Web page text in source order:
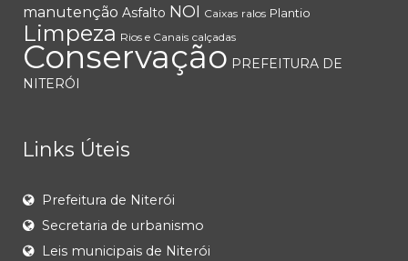
manutenção Asfalto NOI Caixas ralos Plantio
Limpeza Rios e Canais calçadas
Conservação PREFEITURA DE
NITERÓI
Links Úteis
Prefeitura de Niterói
Secretaria de urbanismo
Leis municipais de Niterói